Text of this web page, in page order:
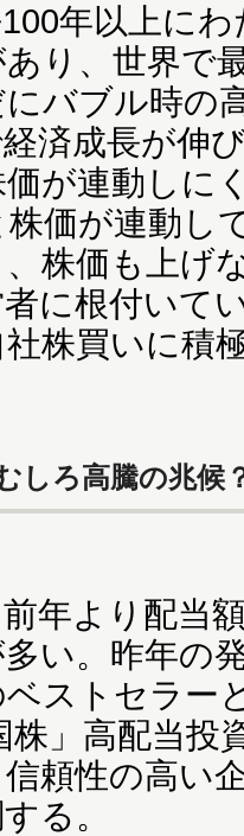
100年以上に
り、世界で
バブル時の
済成長が伸
が連動しに
価が連動し
株価も上げ
に根付いて
株買いに積
しろ高騰の兆候
年より配当
い。昨年の
ストセラー
株」高配当投
頼性の高い
る。